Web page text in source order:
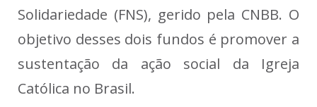
Solidariedade (FNS), gerido pela CNBB. O
objetivo desses dois fundos é promover a
sustentação da ação social da Igreja
Católica no Brasil.